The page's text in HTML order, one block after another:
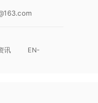
讯 EN-